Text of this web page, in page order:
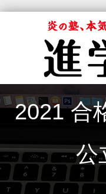
2021 合
公